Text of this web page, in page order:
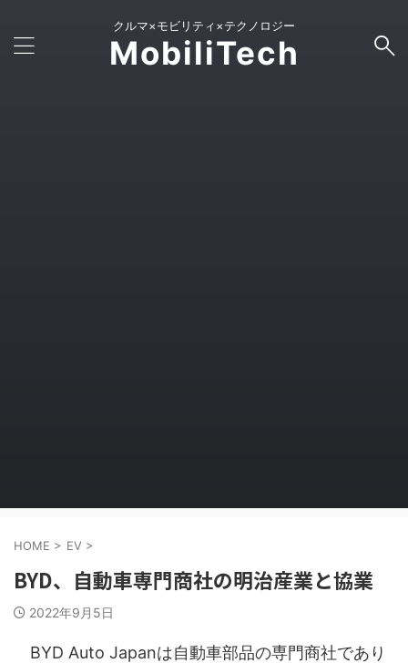
クルマ×モビリティ×テクノロジー
MobiliTech
HOME > EV >
BYD、自動車専門商社の明治産業と協業
2022年9月5日
BYD Auto Japanは自動車部品の専門商社であり